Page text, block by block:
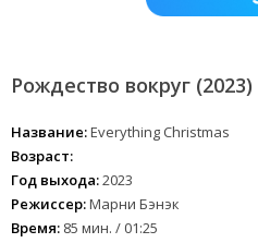
Рождество вокруг (2023)
Название:Everything Christmas
Возраст:
Год выхода:2023
Режиссер:Марни Бэнэк
Время: 85 мин. / 01:25